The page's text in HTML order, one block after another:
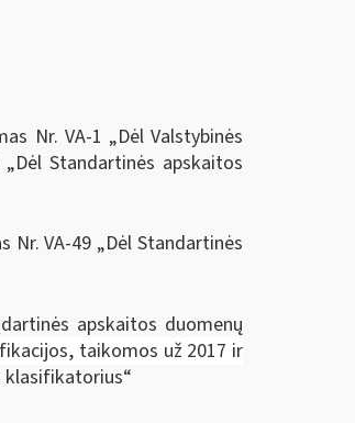
Nr. VA-1 „Dėl Valstybinės
Standartinės apskaitos
VA-49 „Dėl Standartinės
apskaitos duomenų
taikomos už 2017 ir
klasifikatorius“